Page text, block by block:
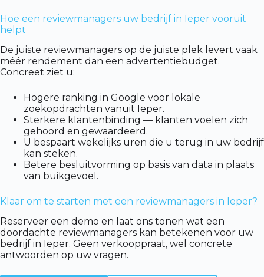
Hoe een reviewmanagers uw bedrijf in Ieper vooruit
helpt
De juiste reviewmanagers op de juiste plek levert vaak
méér rendement dan een advertentiebudget.
Concreet ziet u:
Hogere ranking in Google voor lokale
zoekopdrachten vanuit Ieper.
Sterkere klantenbinding — klanten voelen zich
gehoord en gewaardeerd.
U bespaart wekelijks uren die u terug in uw bedrijf
kan steken.
Betere besluitvorming op basis van data in plaats
van buikgevoel.
Klaar om te starten met een reviewmanagers in Ieper?
Reserveer een demo en laat ons tonen wat een
doordachte reviewmanagers kan betekenen voor uw
bedrijf in Ieper. Geen verkooppraat, wel concrete
antwoorden op uw vragen.